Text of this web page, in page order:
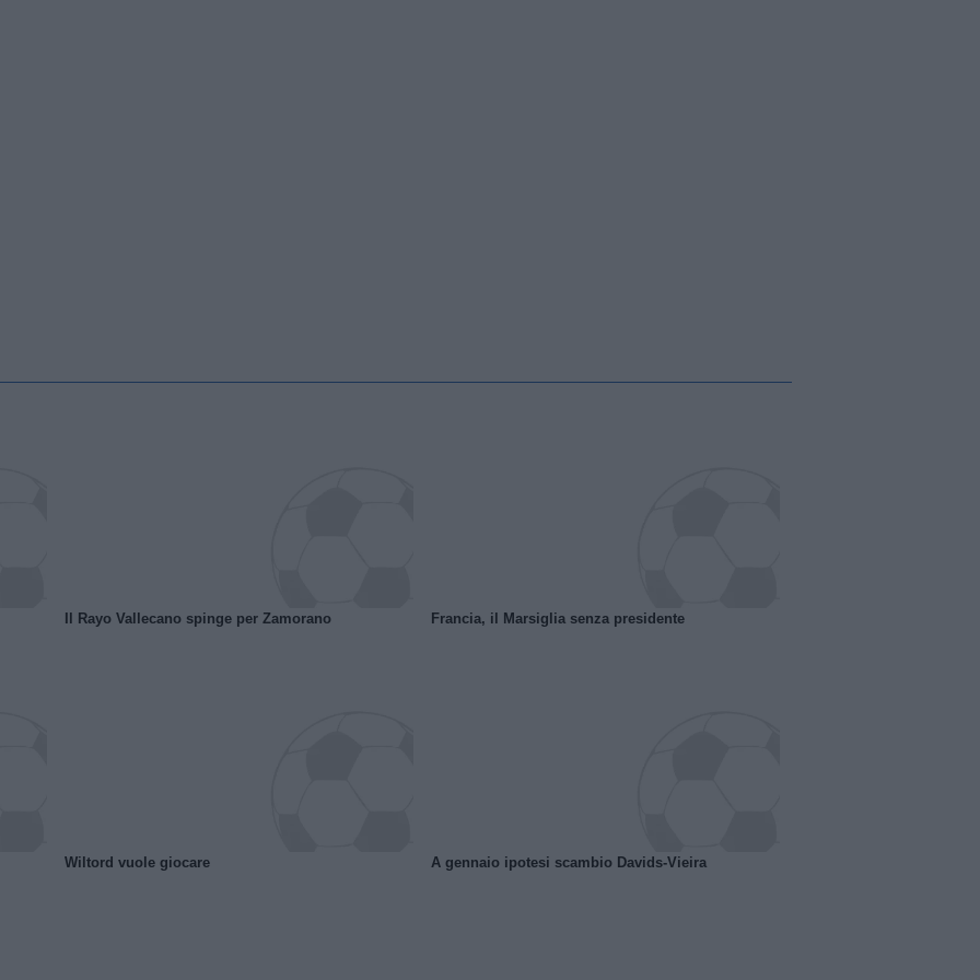
Il Rayo Vallecano spinge per Zamorano Francia, il Marsiglia senza presidente
Wiltord vuole giocare A gennaio ipotesi scambio Davids-Vieira